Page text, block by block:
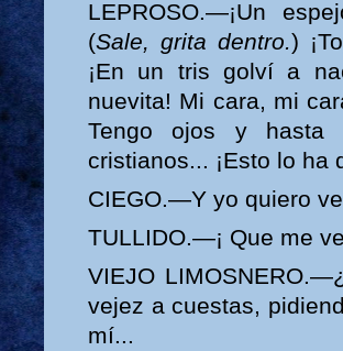
LEPROSO.—¡Un
(Sale, grita dentro.)
¡En un tris golví a
nuevita! Mi cara, mi
Tengo ojos y hasta
cristianos... ¡Esto lo ha
CIEGO.—Y yo quiero
TULLIDO.—¡ Que me
VIEJO
vejez a cuestas,
mí...